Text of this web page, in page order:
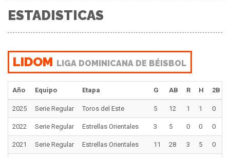
ESTADISTICAS
LIDOM LIGA DOMINICANA DE BÉISBOL
Año Equipo Etapa G AB R H 2B
2025 Serie Regular Toros del Este 5 12 1 1 0
2022 Serie Regular Estrellas Orientales 3 5 0 0 0
2021 Serie Regular Estrellas Orientales 11 28 3 5 0